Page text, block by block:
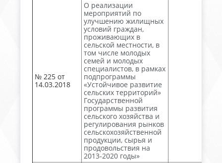
№ 225 от
14.03.2018
О реализации
мероприятий по
улучшению жилищных
условий граждан,
проживающих в
сельской местности, в
том числе молодых
семей и молодых
специалистов, в рамках
подпрограммы
«Устойчивое развитие
сельских территорий»
Государственной
программы развития
сельского хозяйства и
регулирования рынков
сельскохозяйственной
продукции, сырья и
продовольствия на
2013-2020 годы»